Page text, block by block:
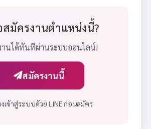
สมัครงานตำแหน่งนี้?
านได้ทันทีผ่านระบบออนไลน์!
สมัครงานนี้
เข้าสู่ระบบด้วย LINE ก่อนสมัคร